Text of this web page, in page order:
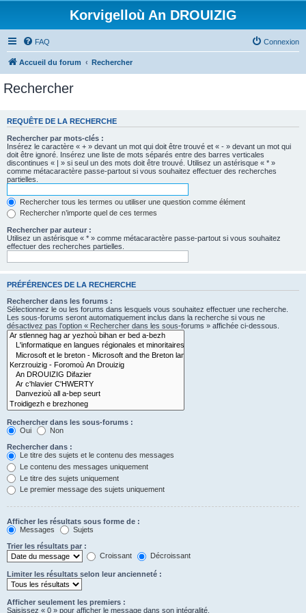
Korvigelloù An DROUIZIG
FAQ Connexion
Accueil du forum Rechercher
Rechercher
REQUÊTE DE LA RECHERCHE
Rechercher par mots-clés :
Insérez le caractère « + » devant un mot qui doit être trouvé et « - » devant un mot qui
doit être ignoré. Insérez une liste de mots séparés entre des barres verticales
discontinues « | » si seul un des mots doit être trouvé. Utilisez un astérisque « * »
comme métacaractère passe-partout si vous souhaitez effectuer des recherches
partielles.
Rechercher tous les termes ou utiliser une question comme élément
Rechercher n’importe quel de ces termes
Rechercher par auteur :
Utilisez un astérisque « * » comme métacaractère passe-partout si vous souhaitez
effectuer des recherches partielles.
PRÉFÉRENCES DE LA RECHERCHE
Rechercher dans les forums :
Sélectionnez le ou les forums dans lesquels vous souhaitez effectuer une recherche.
Les sous-forums seront automatiquement inclus dans la recherche si vous ne
désactivez pas l’option « Rechercher dans les sous-forums » affichée ci-dessous.
Rechercher dans les sous-forums :
Oui
Non
Rechercher dans :
Le titre des sujets et le contenu des messages
Le contenu des messages uniquement
Le titre des sujets uniquement
Le premier message des sujets uniquement
Afficher les résultats sous forme de :
Messages
Sujets
Trier les résultats par :
Croissant
Décroissant
Limiter les résultats selon leur ancienneté :
Afficher seulement les premiers :
Saisissez « 0 » pour afficher le message dans son intégralité.